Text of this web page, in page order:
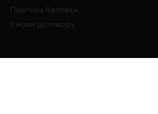
Політика безпеки
Умови договору